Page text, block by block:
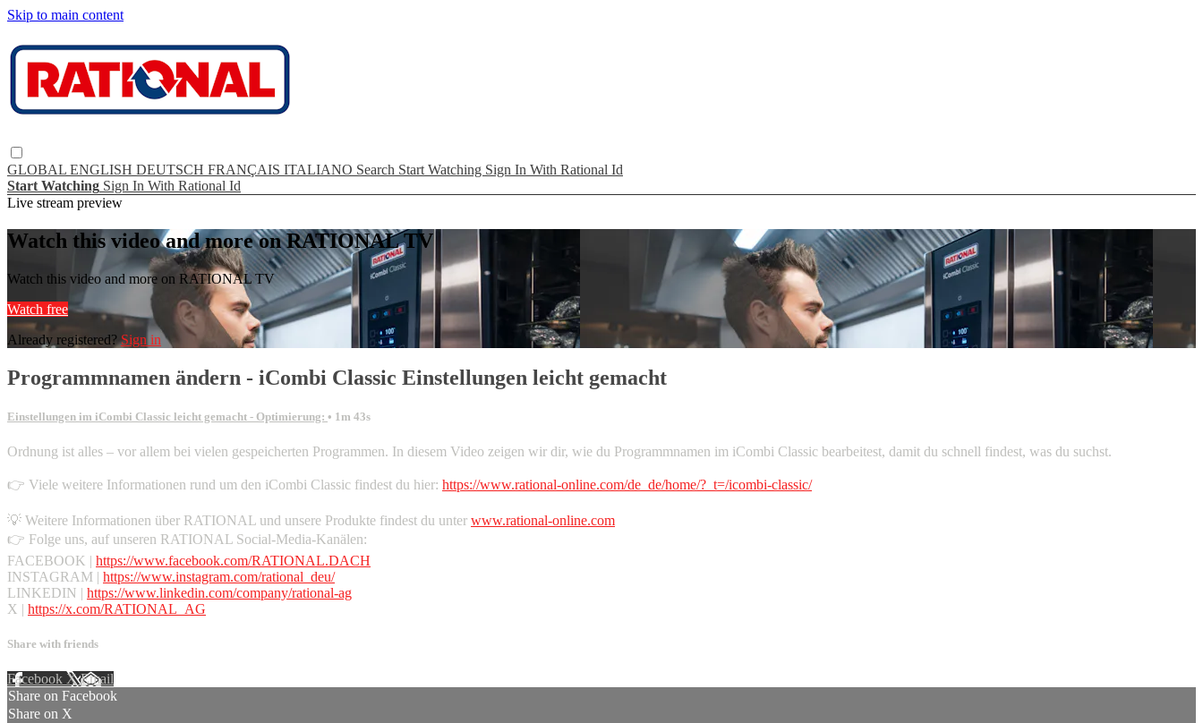
Skip to main content
GLOBAL ENGLISH DEUTSCH FRANÇAIS ITALIANO Search Start Watching Sign In With Rational Id
Start Watching Sign In With Rational Id
Live stream preview
Watch this video and more on RATIONAL TV
Watch this video and more on RATIONAL TV
Watch free
Already registered?Sign in
Programmnamen ändern - iCombi Classic Einstellungen leicht gemacht
Einstellungen im iCombi Classic leicht gemacht - Optimierung: • 1m 43s
Ordnung ist alles – vor allem bei vielen gespeicherten Programmen. In diesem Video zeigen wir dir, wie du Programmnamen im iCombi Classic bearbeitest, damit du schnell findest, was du suchst.
👉 Viele weitere Informationen rund um den iCombi Classic findest du hier: https://www.rational-online.com/de_de/home/?_t=/icombi-classic/
💡 Weitere Informationen über RATIONAL und unsere Produkte findest du unter www.rational-online.com
👉 Folge uns, auf unseren RATIONAL Social-Media-Kanälen:
FACEBOOK | https://www.facebook.com/RATIONAL.DACH
INSTAGRAM | https://www.instagram.com/rational_deu/
LINKEDIN | https://www.linkedin.com/company/rational-ag
X | https://x.com/RATIONAL_AG
Share with friends
Facebook XEmail
Share on Facebook
Share on X